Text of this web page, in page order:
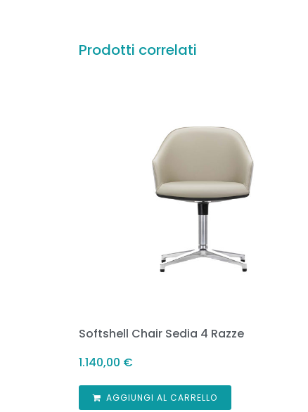
Prodotti correlati
Softshell Chair Sedia 4 Razze
1.140,00 €
AGGIUNGI AL CARRELLO